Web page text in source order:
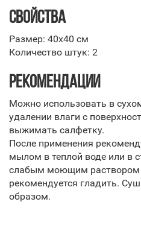
СВОЙСТВА
Размер: 40х40 см
Количество штук: 2
РЕКОМЕНДАЦИИ
Можно использовать в
удалении влаги с
выжимать салфетку.
После применения
мылом в теплой воде или в
слабым моющим раствором
рекомендуется гладить.
образом.